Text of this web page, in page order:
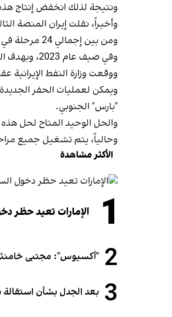
ونتيجة لذلك انخفض إنتاج هذه المرحلة إلى 65 مليون متر مكعب عام
وأخيراً، نقلت إيران المنصة الثالثة من المرحلة 12 في "بارس"
ومن بين إجمالي 24 مرحلة في قطاع "بارس" الجنوبي الإيراني، واجهت حوالي 10 آبار مشكلات هندسية، مما أدى إلى التحدي المتمثل في إنتاج المزيد من المياه المالحة مقارنة بالغاز.
وفي صيف عام 2023، وبهدف الحفاظ على مستوى إنتاجها، افتتحت إيران المرحلة 11 من حقل "بارس" الجنوبي، وبدأت عمليات حفر واسعة النطاق.
ووقعت وزارة النفط الإيرانية عقدا مع
ويمكن لعمليات الحفر
"بارس" الجنوبي.
والحل الوحيد المتاح لحل هذه المشكلة هو تركيب منصات بوزن 20
وحالياً، يتم تشغيل جميع مراحل القسم الإيراني من "بارس"
الأكثر مشاهدة
1 الإمارات تعيد حظر
2 "أكسيوس": مجتبى
3 بعد الجدل بشأن استقالة